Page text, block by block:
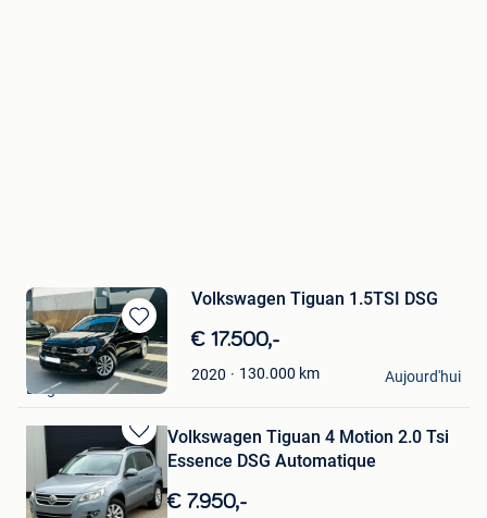
Sauvegarder
dans
Mes
Favoris
Volkswagen Tiguan 1.5TSI DSG
€ 17.500,-
2020 130.000 km
E.m.Cars
Diegem
Aujourd'hui
Sauvegarder
dans
Mes
Favoris
Volkswagen Tiguan 4 Motion 2.0 Tsi
Essence DSG Automatique
€ 7.950,-